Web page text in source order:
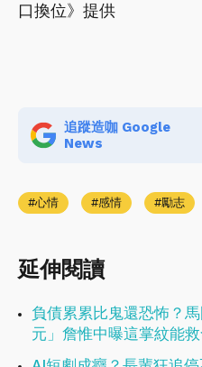
口換位》提供
追蹤造咖 Google
News
心情 感情 勵志
延伸閱讀
負債累累比鬼還恐怖？
元」詹惟中曝這掌紋能救